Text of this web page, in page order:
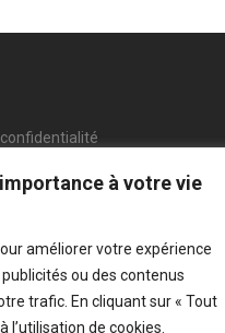
à votre vie
améliorer votre expérience
ou des contenus
trafic. En cliquant sur « Tout
l’utilisation de cookies.